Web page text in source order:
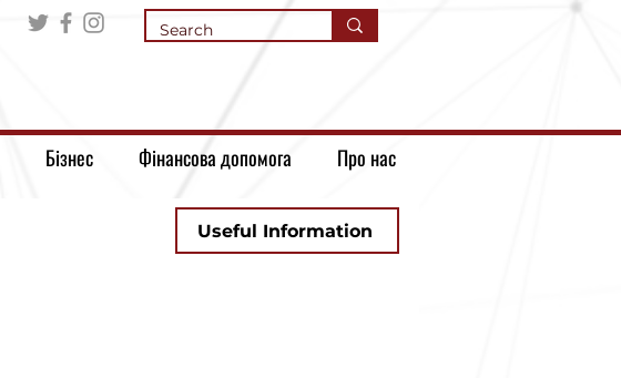
Бізнес Фінансова допомога Про нас
Useful Information